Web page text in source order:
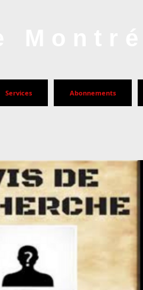
Services Abonnements